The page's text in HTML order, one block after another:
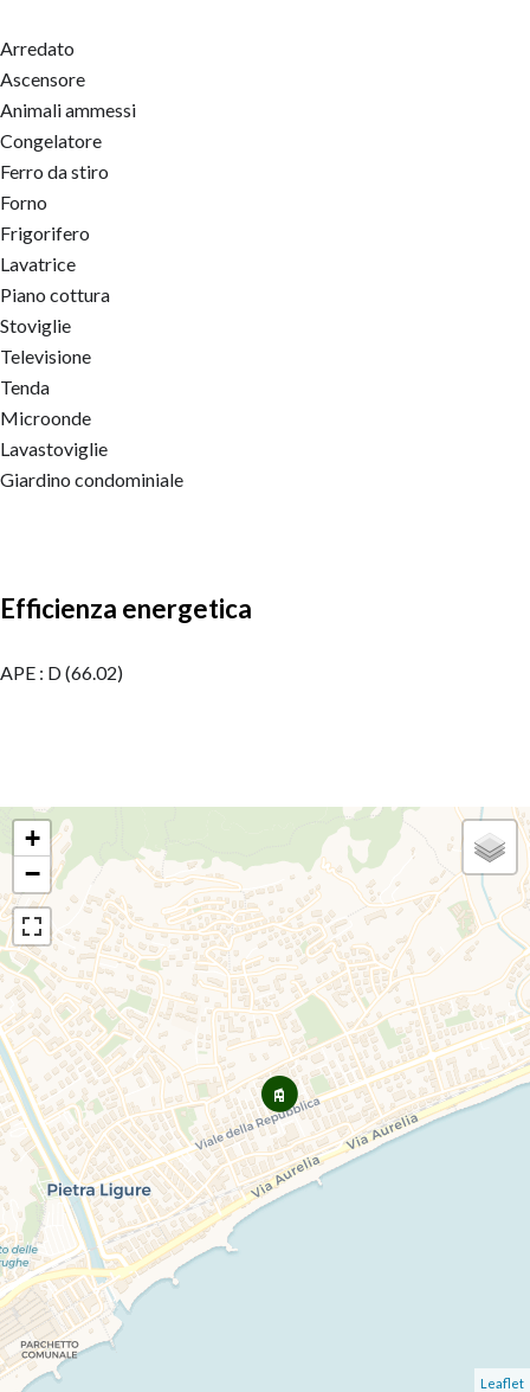
Arredato
Ascensore
Animali ammessi
Congelatore
Ferro da stiro
Forno
Frigorifero
Lavatrice
Piano cottura
Stoviglie
Televisione
Tenda
Microonde
Lavastoviglie
Giardino condominiale
Efficienza energetica
APE : D (66.02)
+
−
Leaflet